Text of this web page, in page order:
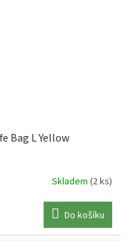
Bag L Yellow
Skladem (2 ks)
Do košíku